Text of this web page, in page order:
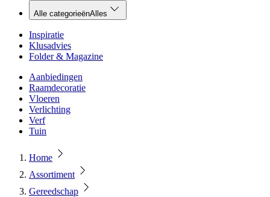
Alle categorieënAlles
Inspiratie
Klusadvies
Folder & Magazine
Aanbiedingen
Raamdecoratie
Vloeren
Verlichting
Verf
Tuin
Home
Assortiment
Gereedschap